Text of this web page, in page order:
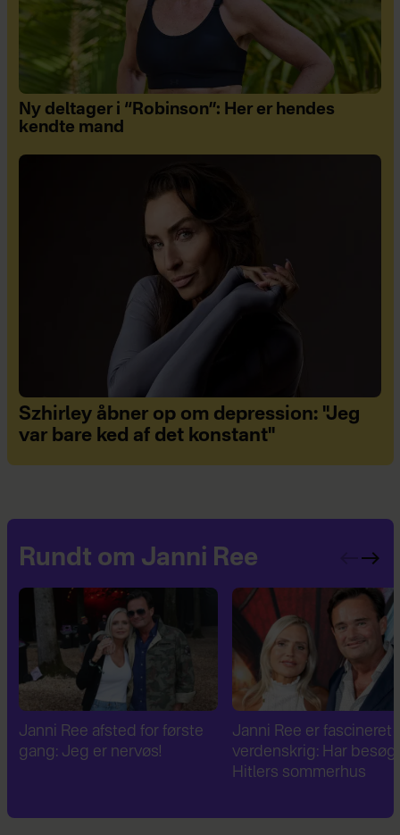
Ny deltager i “Robinson”: Her er hendes
kendte mand
Szhirley åbner op om depression: "Jeg
var bare ked af det konstant"
Rundt om Janni Ree
Janni Ree er fascineret af 2.
verdenskrig: Har besøgt
Janni Ree bryder
tavsheden: "Det er
fuldstændig absurd"